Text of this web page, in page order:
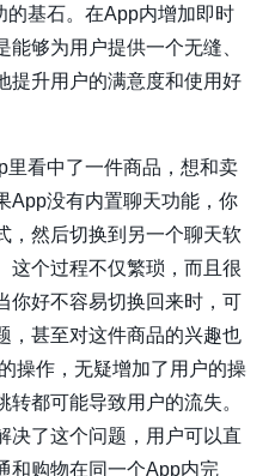
的基石。在App内增加即时
够为用户提供一个无缝、
提升用户的满意度和使用好
看中了一件商品，想和卖
App没有内置聊天功能，你
，然后切换到另一个聊天软
这个过程不仅繁琐，而且很
你好不容易切换回来时，可
，甚至对这件商品的兴趣也
操作，无疑增加了用户的操
都可能导致用户的流失。
决了这个问题，用户可以直
和购物在同一个App内完